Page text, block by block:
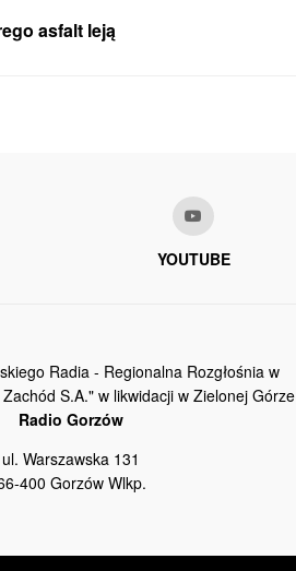
asfalt leją
YOUTUBE
Radia - Regionalna Rozgłośnia w
S.A." w likwidacji w Zielonej Górze
Radio Gorzów
ul. Warszawska 131
400 Gorzów Wlkp.